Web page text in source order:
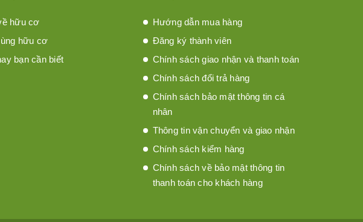
hữu cơ
hữu cơ
bạn cần biết
Hướng dẫn mua hàng
Đăng ký thành viên
Chính sách giao nhận và thanh toán
Chính sách đổi trả hàng
Chính sách bảo mật thông tin cá
nhân
Thông tin vận chuyển và giao nhận
Chính sách kiểm hàng
Chính sách về bảo mật thông tin
thanh toán cho khách hàng